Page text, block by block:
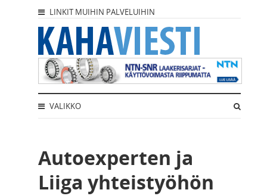
LINKIT MUIHIN PALVELUIHIN
VALIKKO
Autoexperten ja
Liiga yhteistyöhön